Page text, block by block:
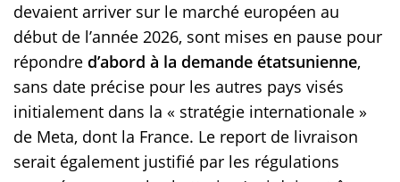
devaient arriver sur le marché européen au
début de l’année 2026, sont mises en pause pour
répondre d’abord à la demande étatsunienne,
sans date précise pour les autres pays visés
initialement dans la « stratégie internationale »
de Meta, dont la France. Le report de livraison
serait également justifié par les régulations